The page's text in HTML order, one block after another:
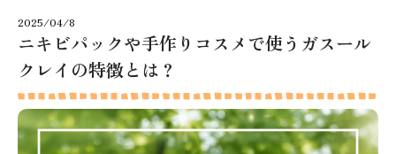
2025/04/8
ニキビパックや手作りコスメで使うガスール
クレイの特徴とは？